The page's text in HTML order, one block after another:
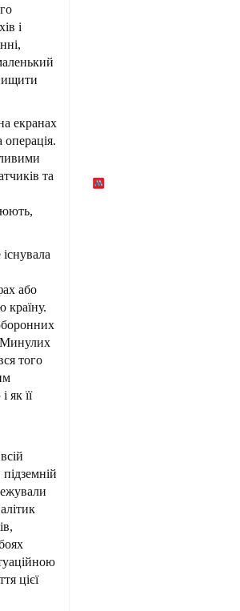
і
екранах
та
або
країну.
Минулих
того
як її
цієї